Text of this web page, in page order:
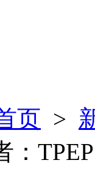
页 >
：